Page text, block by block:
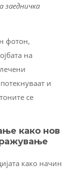
заедничка
фотон,
на
и
се
како нов
како начин